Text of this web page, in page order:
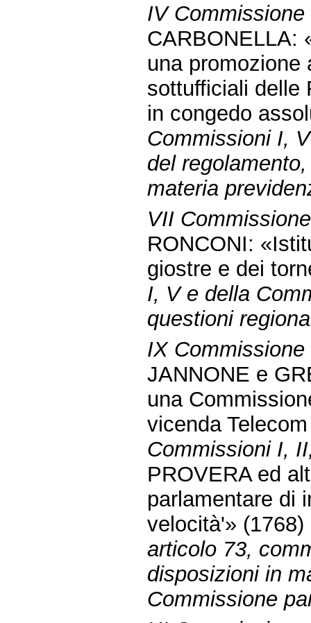
IV
CARBONELLA:
una promozione
sottufficiali delle
in congedo
Commissioni I,
del
materia
VII
RONCONI:
giostre e dei
I, V e della
questioni
IX Commissione
JANNONE e
una
vicenda
Commissioni I,
PROVERA ed
parlamentare di
velocità'» (1768)
articolo 73,
disposizioni in
Commissione